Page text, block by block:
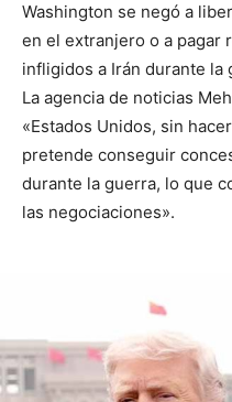
Washington se negó a
en el extranjero o a pagar
infligidos a Irán durante la
La agencia de noticias
«Estados Unidos, sin
pretende conseguir
durante la guerra, lo que
las negociaciones».